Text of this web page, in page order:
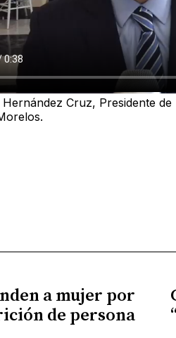
Cruz, Presidente
a mujer por
de persona